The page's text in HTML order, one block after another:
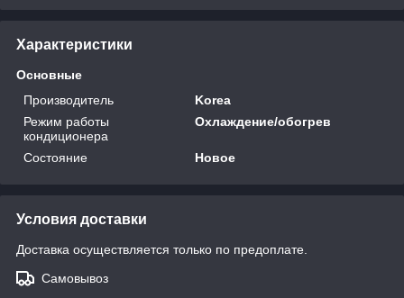
Характеристики
Основные
Производитель
Korea
Режим работы
кондиционера
Охлаждение/обогрев
Состояние Новое
Условия доставки
Доставка осуществляется только по предоплате.
Самовывоз